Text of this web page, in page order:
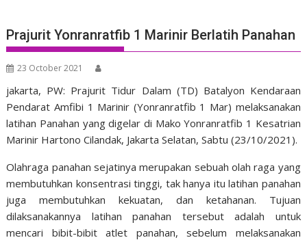
Prajurit Yonranratfib 1 Marinir Berlatih Panahan
23 October 2021
jakarta, PW: Prajurit Tidur Dalam (TD) Batalyon Kendaraan
Pendarat Amfibi 1 Marinir (Yonranratfib 1 Mar) melaksanakan
latihan Panahan yang digelar di Mako Yonranratfib 1 Kesatrian
Marinir Hartono Cilandak, Jakarta Selatan, Sabtu (23/10/2021).
Olahraga panahan sejatinya merupakan sebuah olah raga yang
membutuhkan konsentrasi tinggi, tak hanya itu latihan panahan
juga membutuhkan kekuatan, dan ketahanan. Tujuan
dilaksanakannya latihan panahan tersebut adalah untuk
mencari bibit-bibit atlet panahan, sebelum melaksanakan